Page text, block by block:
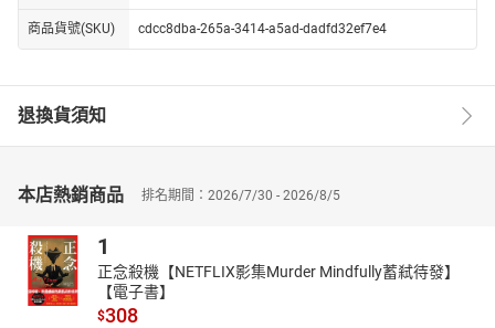
商品貨號(SKU) cdcc8dba-265a-3414-a5ad-dadfd32ef7e4
退換貨須知
本店熱銷商品 排名期間：2026/7/30 - 2026/8/5
1
正念殺機【NETFLIX影集Murder Mindfully蓄弒待發】
【電子書】
$308